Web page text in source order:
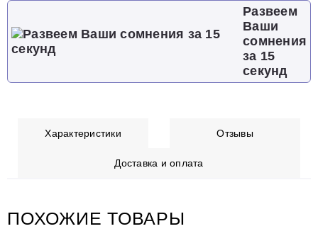
Развеем
Ваши
сомнения
за 15
секунд
Характеристики Отзывы
Доставка и оплата
ПОХОЖИЕ ТОВАРЫ